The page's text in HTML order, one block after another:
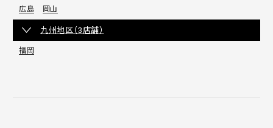
広島 岡山
九州地区（3店舗）
福岡